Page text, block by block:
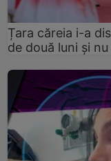
Țara căreia i-a
de două luni și